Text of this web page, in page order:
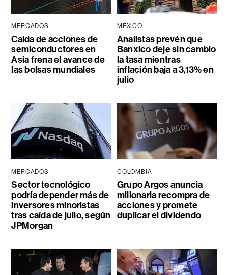
MERCADOS
Caída de acciones de
semiconductores en
Asia frena el avance de
las bolsas mundiales
MÉXICO
Analistas prevén que
Banxico deje sin cambio
la tasa mientras
inflación baja a 3,13% en
julio
MERCADOS
Sector tecnológico
podría depender más de
inversores minoristas
tras caída de julio, según
JPMorgan
COLOMBIA
Grupo Argos anuncia
millonaria recompra de
acciones y promete
duplicar el dividendo